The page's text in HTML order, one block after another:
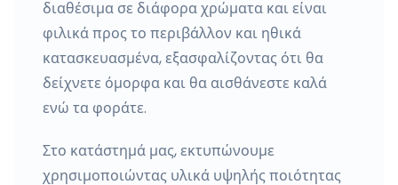
διαθέσιμα σε διάφορα χρώματα και είναι
φιλικά προς το περιβάλλον και ηθικά
κατασκευασμένα, εξασφαλίζοντας ότι θα
δείχνετε όμορφα και θα αισθάνεστε καλά
ενώ τα φοράτε.
Στο κατάστημά μας, εκτυπώνουμε
χρησιμοποιώντας υλικά υψηλής ποιότητας